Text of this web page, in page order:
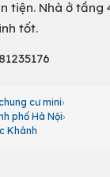
tiện. Nhà ở tầng
tốt.
cư mini
phố Hà Nội
Khánh